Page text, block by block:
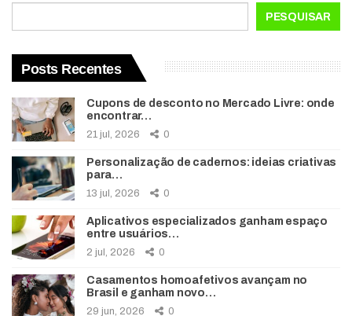
PESQUISAR
Posts Recentes
Cupons de desconto no Mercado Livre: onde
encontrar…
21 jul, 2026 0
Personalização de cadernos: ideias criativas
para…
13 jul, 2026 0
Aplicativos especializados ganham espaço
entre usuários…
2 jul, 2026 0
Casamentos homoafetivos avançam no
Brasil e ganham novo…
29 jun, 2026 0